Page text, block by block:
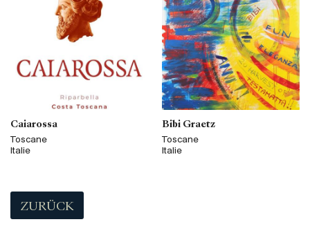
Caiarossa
Toscane
Italie
Bibi Graetz
Toscane
Italie
ZURÜCK